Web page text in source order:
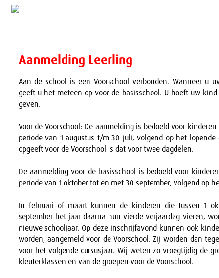
Aanmelding Leerling
Aan de school is een Voorschool verbonden. Wanneer u
geeft u het meteen op voor de basisschool. U hoeft uw
geven.
Voor de Voorschool: De aanmelding is bedoeld voor
periode van 1 augustus t/m 30 juli, volgend op het lopende
opgeeft voor de Voorschool is dat voor twee dagdelen.
De aanmelding voor de basisschool is bedoeld voor
periode van 1 oktober tot en met 30 september, volgend op
In februari of maart kunnen de kinderen die tussen 1
september het jaar daarna hun vierde verjaardag vieren,
nieuwe schooljaar. Op deze inschrijfavond kunnen ook
worden, aangemeld voor de Voorschool. Zij worden dan
voor het volgende cursusjaar. Wij weten zo vroegtijdig de
kleuterklassen en van de groepen voor de Voorschool.